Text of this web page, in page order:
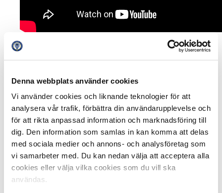
Denna webbplats använder cookies
Vi använder cookies och liknande teknologier för att
analysera vår trafik, förbättra din användarupplevelse och
för att rikta anpassad information och marknadsföring till
dig. Den information som samlas in kan komma att delas
med sociala medier och annons- och analysföretag som
vi samarbeter med. Du kan nedan välja att acceptera alla
cookies eller välja vilka cookies som du vill ska
användas.
– Måluppfyllelsen ligger på 200% och vi täcker in hela
– Klubbarna har olika typer av innehåll i sina
överenskommelser men alla är lika viktiga. Den
gemensamma nämnaren är att göra gott och att ge
tillbaka till sitt närområde. Klubben och
Arbetsförmedlingen verkar utifrån den lokala kontexten.
Inte bara genom Karriärdagar utan även exempelvis
genom Extratjänster i Sundsvall, Yrkesmatchen i Örebro
eller genom Öster i Samhället.